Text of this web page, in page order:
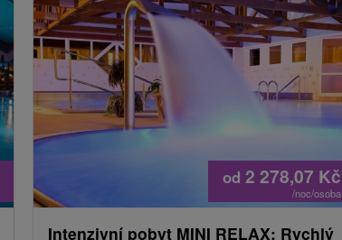
od 2 278,07 Kč
/noc/osoba
Intenzivní pobyt MINI RELAX: Rychlý